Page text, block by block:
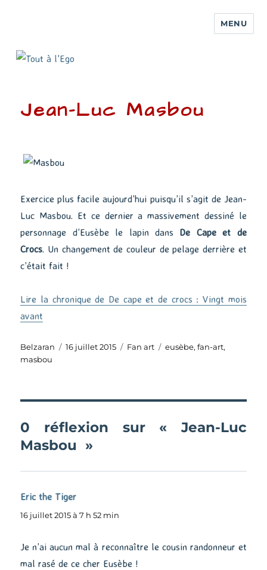
MENU
Jean-Luc Masbou
Exercice plus facile aujourd’hui puisqu’il s’agit de Jean-
Luc Masbou. Et ce dernier a massivement dessiné le
personnage d’Eusèbe le lapin dans De Cape et de
Crocs. Un changement de couleur de pelage derrière et
c’était fait !
Lire la chronique de De cape et de crocs : Vingt mois
avant
Auteur
Belzaran
Publié
16 juillet 2015 Catégories
Fan art Étiquettes
eusèbe,fan-art,
masbou
0 réflexion sur « Jean-Luc
Masbou »
Eric the Tiger
16 juillet 2015 à 7 h 52 min
Je n’ai aucun mal à reconnaître le cousin randonneur et
mal rasé de ce cher Eusèbe !